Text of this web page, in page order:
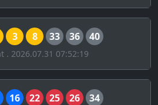
3 8 33 36 40
. 2026.07.31 07:52:19
16 22 25 26 34